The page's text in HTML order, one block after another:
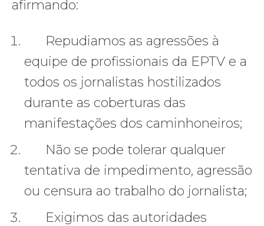
afirmando:
Repudiamos as agressões à
equipe de profissionais da EPTV e a
todos os jornalistas hostilizados
durante as coberturas das
manifestações dos caminhoneiros;
Não se pode tolerar qualquer
tentativa de impedimento, agressão
ou censura ao trabalho do jornalista;
Exigimos das autoridades